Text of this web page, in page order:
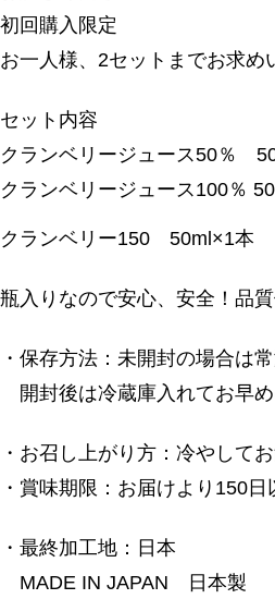
初回購入限定
お一人様、2セットまでお求め
セット内容
クランベリージュース50％
クランベリージュース100％
クランベリー150 50ml×1本
瓶入りなので安心、安全！品
・保存方法：未開封の場合は
開封後は冷蔵庫入れてお早め
・お召し上がり方：冷やして
・賞味期限：お届けより150日
・最終加工地：日本
MADE IN JAPAN 日本製